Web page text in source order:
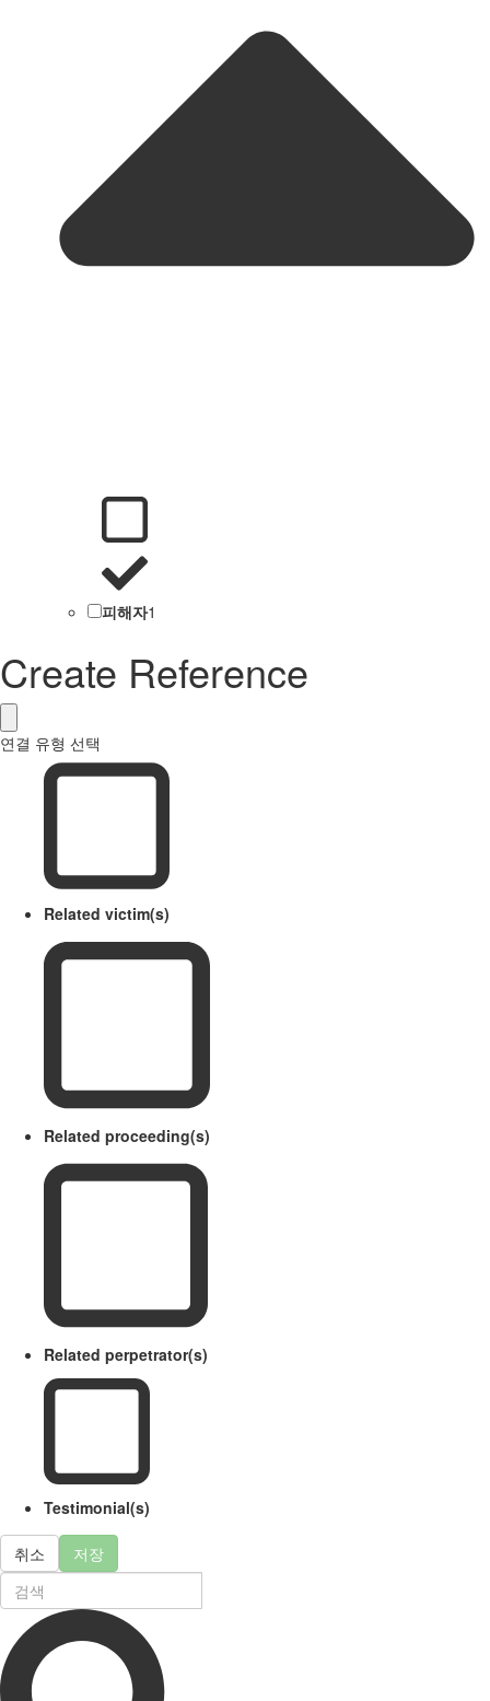
피해자1
Create Reference
연결 유형 선택
Related victim(s)
Related proceeding(s)
Related perpetrator(s)
Testimonial(s)
취소 저장